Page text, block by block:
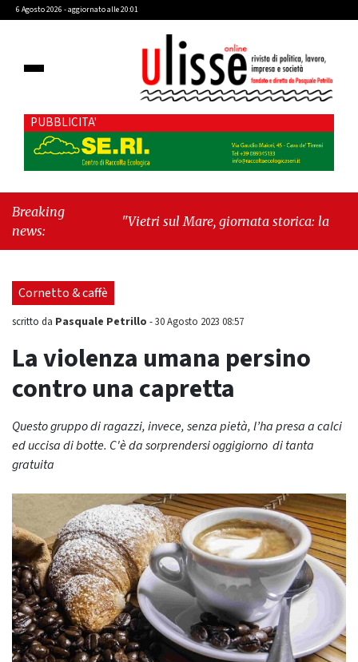
6 Agosto 2026 - aggiornato alle 20:01
PUBBLICITA'
Breaking
news:
"Vietri sul Mare, giornata storica: la ceramica
Cornetto & caffè
scritto da Pasquale Petrillo -30 Agosto 2023 08:57
La violenza umana persino
contro una capretta
Questo gruppo di ragazzi, invece, senza pietà, l’ha presa a calci
ed uccisa di botte. C'è da sorprendersi oggigiorno di tanta
gratuita